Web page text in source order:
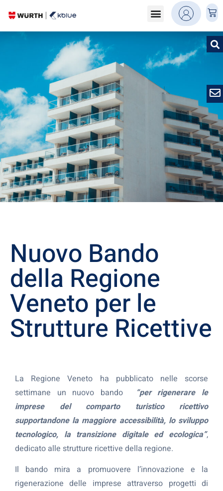
Nuovo Bando
della Regione
Veneto per le
Strutture Ricettive
La Regione Veneto ha pubblicato nelle scorse
settimane un nuovo bando “per rigenerare le
imprese del comparto turistico ricettivo
supportandone la maggiore accessibilità, lo sviluppo
tecnologico, la transizione digitale ed ecologica”,
dedicato alle strutture ricettive della regione.
Il bando mira a promuovere l’innovazione e la
rigenerazione delle imprese attraverso progetti di